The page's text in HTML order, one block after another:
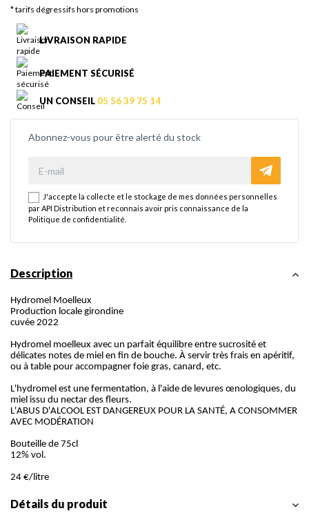
* tarifs dégressifs hors promotions
LIVRAISON RAPIDE
PAIEMENT SÉCURISÉ
UN CONSEIL 05 56 39 75 14
Abonnez-vous pour être alerté du stock
J'accepte la collecte et le stockage de mes données personnelles
par API Distribution et reconnais avoir pris connaissance de la
Politique de confidentialité
Description
Hydromel Moelleux
Production locale girondine
cuvée 2022
Hydromel moelleux avec un parfait équilibre entre sucrosité et
délicates notes de miel en fin de bouche. À servir très frais en apéritif,
ou à table pour accompagner foie gras, canard, etc.
L'hydromel est une fermentation, à l'aide de levures œnologiques, du
miel issu du nectar des fleurs.
L'ABUS D'ALCOOL EST DANGEREUX POUR LA SANTÉ, A CONSOMMER
AVEC MODÉRATION
Bouteille de 75cl
12% vol.
24 €/litre
Détails du produit